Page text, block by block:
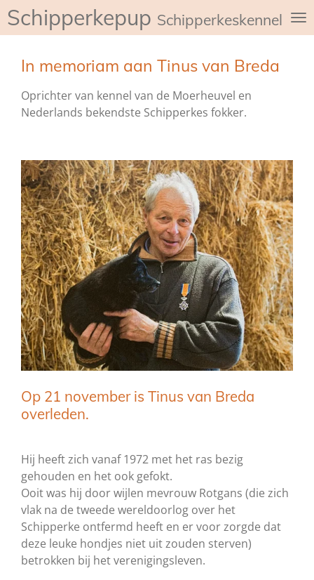
Ga
Schipperkepup Schipperkeskennel de
In memoriam aan Tinus van Breda
Oprichter van kennel van de Moerheuvel en
Nederlands bekendste Schipperkes fokker.
Op 21 november is Tinus van Breda
overleden.
Hij heeft zich vanaf 1972 met het ras bezig
gehouden en het ook gefokt.
Ooit was hij door wijlen mevrouw Rotgans (die zich
vlak na de tweede wereldoorlog over het
Schipperke ontfermd heeft en er voor zorgde dat
deze leuke hondjes niet uit zouden sterven)
betrokken bij het verenigingsleven.